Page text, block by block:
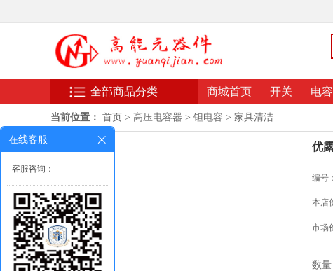
全部商品分类 商城首页 开关 电容
当前位置： 首页 > 高压电容器 > 钽电容 > 家具清洁
优
编号：
本店
市场
数量
在线客服
客服咨询：